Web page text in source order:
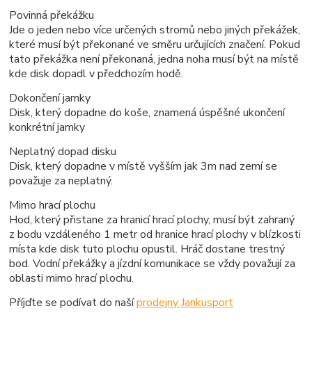
Povinná překážku
Jde o jeden nebo více určených stromů nebo jiných překážek,
které musí být překonané ve směru určujících značení. Pokud
tato překážka není překonaná, jedna noha musí být na místě
kde disk dopadl v předchozím hodě.
Dokončení jamky
Disk, který dopadne do koše, znamená úspěšné ukončení
konkrétní jamky
Neplatný dopad disku
Disk, který dopadne v místě vyšším jak 3m nad zemí se
považuje za neplatný.
Mimo hrací plochu
Hod, který přistane za hranicí hrací plochy, musí být zahraný
z bodu vzdáleného 1 metr od hranice hrací plochy v blízkosti
místa kde disk tuto plochu opustil. Hráč dostane trestný
bod. Vodní překážky a jízdní komunikace se vždy považují za
oblasti mimo hrací plochu.
Příjďte se podívat do našíprodejny Jankusport